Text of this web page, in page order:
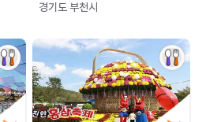
경기도 부천시